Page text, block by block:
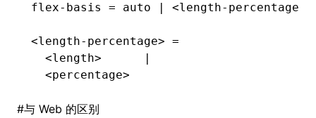
flex-basis = auto | <length-percentage
<length-percentage> =
  <length>      |
  <percentage>
#与 Web 的区别